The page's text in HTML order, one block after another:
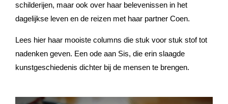
schilderijen, maar ook over haar belevenissen in het
dagelijkse leven en de reizen met haar partner Coen.
Lees hier haar mooiste columns die stuk voor stuk stof tot
nadenken geven. Een ode aan Sis, die erin slaagde
kunstgeschiedenis dichter bij de mensen te brengen.